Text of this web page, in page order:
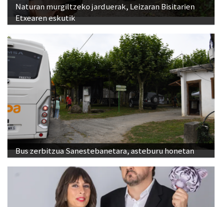
Naturan murgiltzeko jarduerak, Leizaran Bisitarien
Etxearen eskutik
Bus zerbitzua Sanestebanetara, asteburu honetan